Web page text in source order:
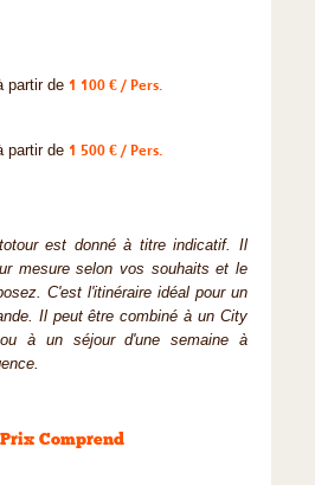
partir de 1 100 € / Pers.
partir de 1 500 € / Pers.
est donné à titre indicatif. Il
mesure selon vos souhaits et le
C'est l'itinéraire idéal pour un
Il peut être combiné à un City
à un séjour d'une semaine à
Comprend